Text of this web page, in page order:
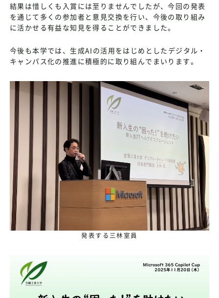
結果は惜しくも入賞には至りませんでしたが、今回の発表
を通じて多くの参加者と意見交換を行い、今後の取り組み
に活かせる有益な知見を得ることができました。
今後も本学では、生成AIの活用をはじめとしたデジタル・
キャンパス化の推進に積極的に取り組んでまいります。
発表する三林室員